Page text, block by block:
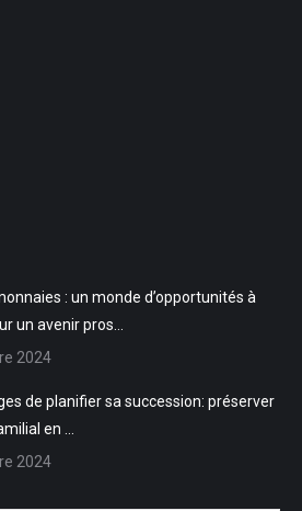
: un monde d’opportunités à
un avenir pros…
2024
de planifier sa succession: préserver
en …
2024